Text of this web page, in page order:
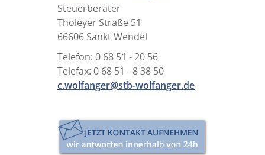
Steuerberater
Tholeyer Straße 51
66606 Sankt Wendel
Telefon: 0 68 51 - 20 56
Telefax: 0 68 51 - 8 38 50
c.wolfanger@stb-wolfanger.de